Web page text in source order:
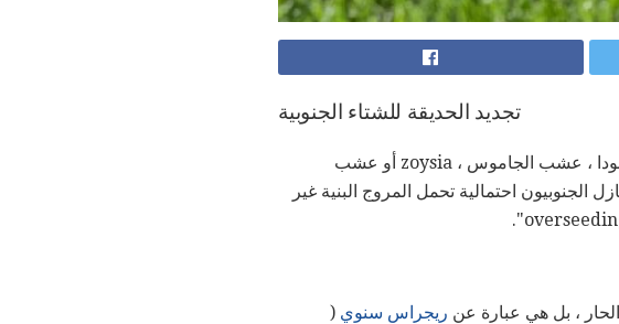
تجديد الحديقة للشتاء الجنوبية
، مثل العشب برمودا ، عشب الجاموس ، zoysia أو عشب
احتمالية تحمل المروج البنية غير
، بل هي عبارة عن ريجراس سنوي (